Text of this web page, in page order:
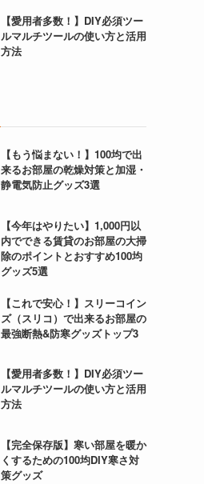
【愛用者多数！】DIY必須ツー
ルマルチツールの使い方と活用
方法
【もう悩まない！】100均で出
来るお部屋の乾燥対策と加湿・
静電気防止グッズ3選
【今年はやりたい】1,000円以
内でできる賃貸のお部屋の大掃
除のポイントとおすすめ100均
グッズ5選
【これで安心！】スリーコイン
ズ（スリコ）で出来るお部屋の
最強断熱&防寒グッズトップ3
【愛用者多数！】DIY必須ツー
ルマルチツールの使い方と活用
方法
【完全保存版】寒い部屋を暖か
くするための100均DIY寒さ対
策グッズ